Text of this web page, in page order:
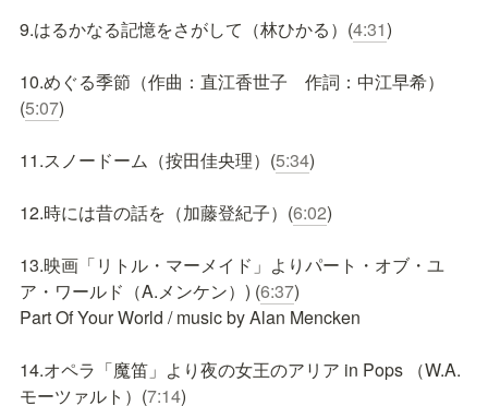
9.はるかなる記憶をさがして（林ひかる）(4:31)
10.めぐる季節（作曲：直江香世子　作詞：中江早希）
(5:07)
11.スノードーム（按田佳央理）(5:34)
12.時には昔の話を（加藤登紀子）(6:02)
13.映画「リトル・マーメイド」よりパート・オブ・ユ
ア・ワールド（A.メンケン）) (6:37)
Part Of Your World / music by Alan Mencken
14.オペラ「魔笛」より夜の女王のアリア in Pops （W.A.
モーツァルト）(7:14)